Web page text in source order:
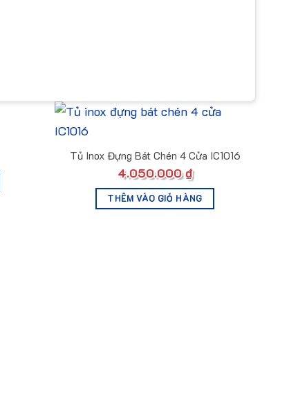
Tủ Inox Đựng Bát Chén 4 Cửa IC1016
4.050.000₫
THÊM VÀO GIỎ HÀNG